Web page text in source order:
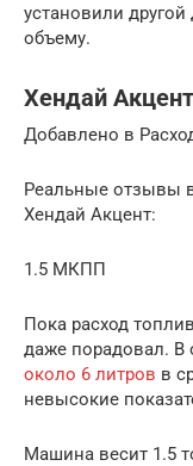
установили
объему.
Хендай
Добавлено в
Реальные отзывы
Хендай Акцент:
1.5 МКПП
Пока расход
даже порадовал. В
около 6 литров в
невысокие
Машина весит 1.5